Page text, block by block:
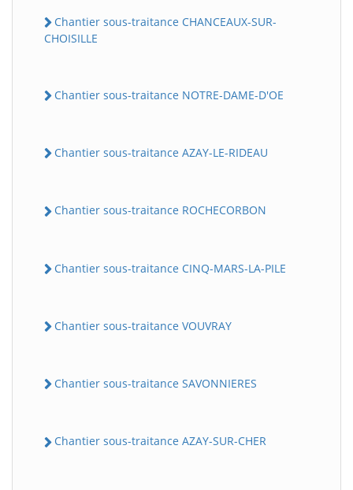
Chantier sous-traitance CHANCEAUX-SUR-
CHOISILLE
Chantier sous-traitance NOTRE-DAME-D'OE
Chantier sous-traitance AZAY-LE-RIDEAU
Chantier sous-traitance ROCHECORBON
Chantier sous-traitance CINQ-MARS-LA-PILE
Chantier sous-traitance VOUVRAY
Chantier sous-traitance SAVONNIERES
Chantier sous-traitance AZAY-SUR-CHER